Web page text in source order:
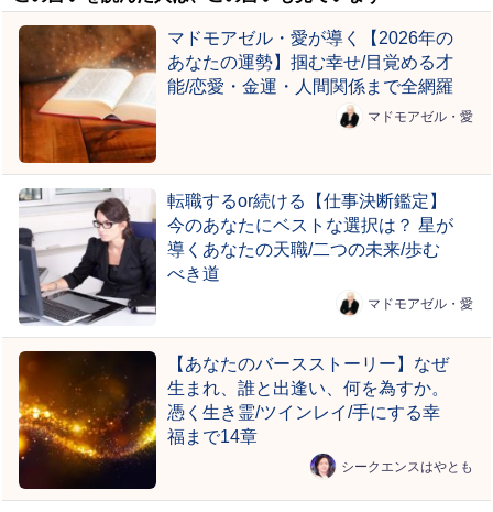
マドモアゼル・愛が導く【2026年の
あなたの運勢】掴む幸せ/目覚める才
能/恋愛・金運・人間関係まで全網羅
マドモアゼル・愛
転職するor続ける【仕事決断鑑定】
今のあなたにベストな選択は？ 星が
導くあなたの天職/二つの未来/歩む
べき道
マドモアゼル・愛
【あなたのバースストーリー】なぜ
生まれ、誰と出逢い、何を為すか。
憑く生き霊/ツインレイ/手にする幸
福まで14章
シークエンスはやとも